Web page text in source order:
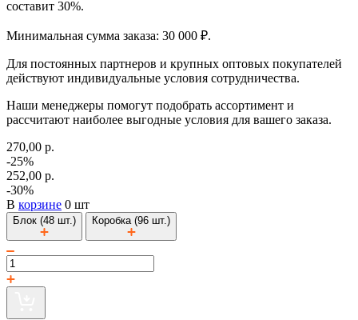
составит 30%.
Минимальная сумма заказа: 30 000 ₽.
Для постоянных партнеров и крупных оптовых покупателей
действуют индивидуальные условия сотрудничества.
Наши менеджеры помогут подобрать ассортимент и
рассчитают наиболее выгодные условия для вашего заказа.
270,00 р.
-25%
252,00 р.
-30%
В корзине 0 шт
Блок (48 шт.) Коробка (96 шт.)